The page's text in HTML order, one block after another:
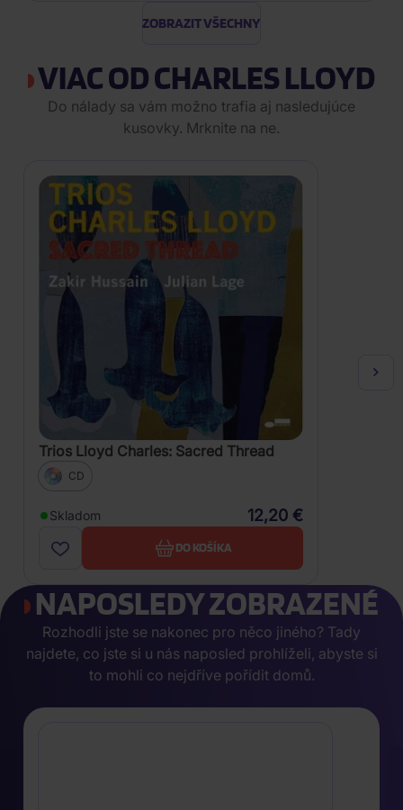
ZOBRAZIT VŠECHNY
VIAC OD CHARLES LLOYD
Do nálady sa vám možno trafia aj nasledujúce
kusovky. Mrknite na ne.
Trios Lloyd Charles: Sacred Thread
CD
Skladom 12,20 €
DO KOŠÍKA
NAPOSLEDY ZOBRAZENÉ
Rozhodli jste se nakonec pro něco jiného? Tady
najdete, co jste si u nás naposled prohlíželi, abyste si
to mohli co nejdříve pořídit domů.